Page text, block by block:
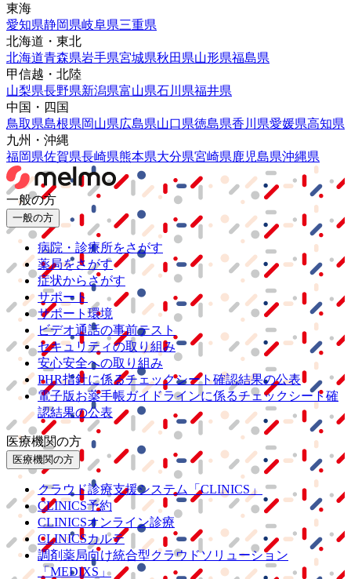
東海
愛知県静岡県岐阜県三重県
北海道・東北
北海道青森県岩手県宮城県秋田県山形県福島県
甲信越・北陸
山梨県長野県新潟県富山県石川県福井県
中国・四国
鳥取県島根県岡山県広島県山口県徳島県香川県愛媛県高知県
九州・沖縄
福岡県佐賀県長崎県熊本県大分県宮崎県鹿児島県沖縄県
一般の方
一般の方
病院・診療所をさがす
薬局をさがす
症状からさがす
サポート
サポート環境
ビデオ通話の事前テスト
セキュリティの取り組み
安心安全への取り組み
PHR指針に係るチェックシート確認結果の公表
電子版お薬手帳ガイドラインに係るチェックシート確
認結果の公表
医療機関の方
医療機関の方
クラウド診療支援システム
「CLINICS」
CLINICS予約
CLINICSオンライン診療
CLINICSカルテ
調剤薬局向け統合型クラウドソリューション
「MEDIXS」